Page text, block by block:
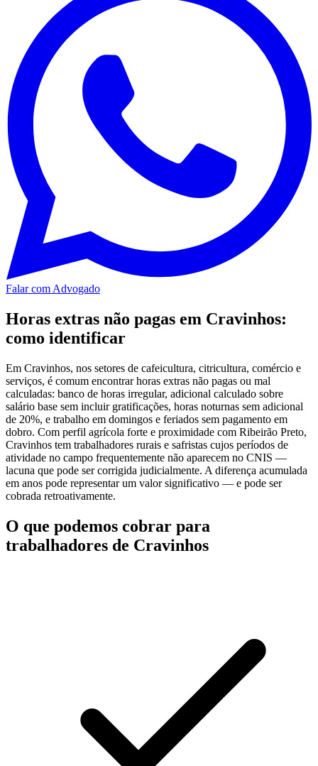
Falar com Advogado
Horas extras não pagas em Cravinhos:
como identificar
Em Cravinhos, nos setores de cafeicultura, citricultura, comércio e
serviços, é comum encontrar horas extras não pagas ou mal
calculadas: banco de horas irregular, adicional calculado sobre
salário base sem incluir gratificações, horas noturnas sem adicional
de 20%, e trabalho em domingos e feriados sem pagamento em
dobro. Com perfil agrícola forte e proximidade com Ribeirão Preto,
Cravinhos tem trabalhadores rurais e safristas cujos períodos de
atividade no campo frequentemente não aparecem no CNIS —
lacuna que pode ser corrigida judicialmente. A diferença acumulada
em anos pode representar um valor significativo — e pode ser
cobrada retroativamente.
O que podemos cobrar para
trabalhadores de Cravinhos